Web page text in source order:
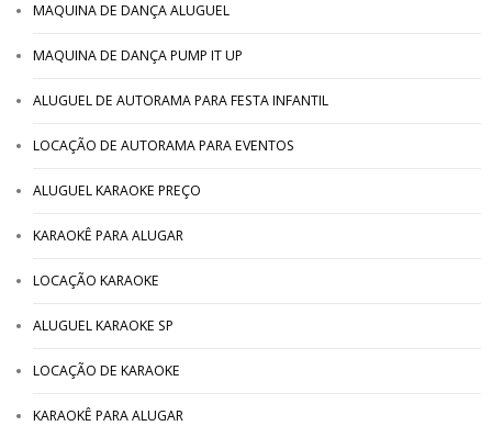
MAQUINA DE DANÇA ALUGUEL
MAQUINA DE DANÇA PUMP IT UP
ALUGUEL DE AUTORAMA PARA FESTA INFANTIL
LOCAÇÃO DE AUTORAMA PARA EVENTOS
ALUGUEL KARAOKE PREÇO
KARAOKÊ PARA ALUGAR
LOCAÇÃO KARAOKE
ALUGUEL KARAOKE SP
LOCAÇÃO DE KARAOKE
KARAOKÊ PARA ALUGAR